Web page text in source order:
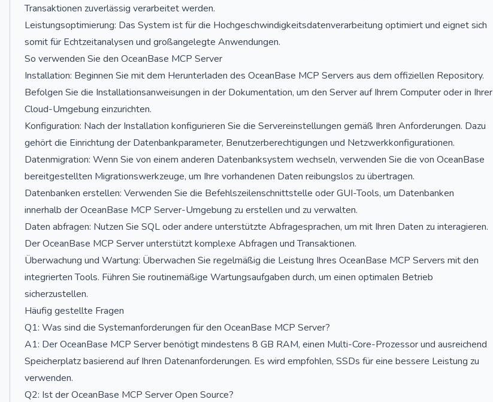
Transaktionen zuverlässig verarbeitet werden.
Leistungsoptimierung: Das System ist für die Hochgeschwindigkeitsdatenverarbeitung optimiert und eignet sich
somit für Echtzeitanalysen und großangelegte Anwendungen.
So verwenden Sie den OceanBase MCP Server
Installation: Beginnen Sie mit dem Herunterladen des OceanBase MCP Servers aus dem offiziellen Repository.
Befolgen Sie die Installationsanweisungen in der Dokumentation, um den Server auf Ihrem Computer oder in Ihrer
Cloud-Umgebung einzurichten.
Konfiguration: Nach der Installation konfigurieren Sie die Servereinstellungen gemäß Ihren Anforderungen. Dazu
gehört die Einrichtung der Datenbankparameter, Benutzerberechtigungen und Netzwerkkonfigurationen.
Datenmigration: Wenn Sie von einem anderen Datenbanksystem wechseln, verwenden Sie die von OceanBase
bereitgestellten Migrationswerkzeuge, um Ihre vorhandenen Daten reibungslos zu übertragen.
Datenbanken erstellen: Verwenden Sie die Befehlszeilenschnittstelle oder GUI-Tools, um Datenbanken
innerhalb der OceanBase MCP Server-Umgebung zu erstellen und zu verwalten.
Daten abfragen: Nutzen Sie SQL oder andere unterstützte Abfragesprachen, um mit Ihren Daten zu interagieren.
Der OceanBase MCP Server unterstützt komplexe Abfragen und Transaktionen.
Überwachung und Wartung: Überwachen Sie regelmäßig die Leistung Ihres OceanBase MCP Servers mit den
integrierten Tools. Führen Sie routinemäßige Wartungsaufgaben durch, um einen optimalen Betrieb
sicherzustellen.
Häufig gestellte Fragen
Q1: Was sind die Systemanforderungen für den OceanBase MCP Server?
A1: Der OceanBase MCP Server benötigt mindestens 8 GB RAM, einen Multi-Core-Prozessor und ausreichend
Speicherplatz basierend auf Ihren Datenanforderungen. Es wird empfohlen, SSDs für eine bessere Leistung zu
verwenden.
Q2: Ist der OceanBase MCP Server Open Source?